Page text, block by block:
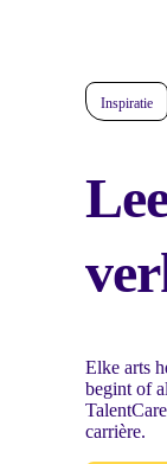
Inspiratie
Elke arts
begint of
carrière.